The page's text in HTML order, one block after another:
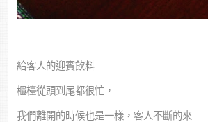
給客人的迎賓飲料
櫃檯從頭到尾都很忙，
我們離開的時候也是一樣，客人不斷的來